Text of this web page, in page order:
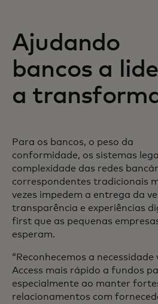
Ajudando
bancos a
a
Para os bancos, o peso da
conformidade, os sistemas
complexidade das redes
correspondentes tradicionais
vezes impedem a entrega da
transparência e experiências
first que as pequenas
esperam.
“Reconhecemos a necessidade
Access mais rápido a fundos
especialmente ao manter
relacionamentos com